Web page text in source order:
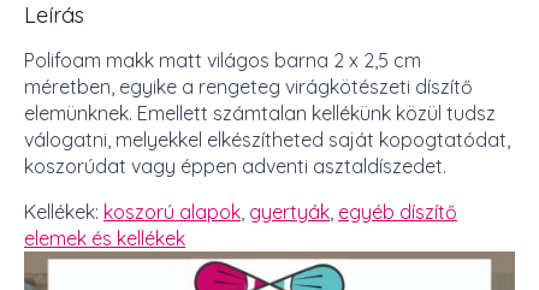
Leírás
Polifoam makk matt világos barna 2 x 2,5 cm
méretben, egyike a rengeteg virágkötészeti díszítő
elemünknek. Emellett számtalan kellékünk közül tudsz
válogatni, melyekkel elkészítheted saját kopogtatódat,
koszorúdat vagy éppen adventi asztaldíszedet.
Kellékek: koszorú alapok, gyertyák, egyéb díszítő
elemek és kellékek